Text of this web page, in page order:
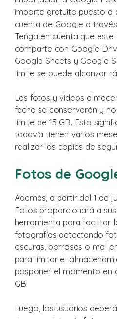
importe gratuito puesto a
cuenta de Google a
Tenga en cuenta que
comparte con Google
Google Sheets y Google
límite se puede alcanzar
Las fotos y vídeos
fecha se conservarán y
límite de 15 GB. Esto
todavía tienen varios
realizar las copias de
Fotos de
Además, a partir del 1 de
Fotos proporcionará a
herramienta para facilitar
fotografías detectando
oscuras, borrosas o mal
para limitar el
posponer el momento en
GB.
Luego, los usuarios